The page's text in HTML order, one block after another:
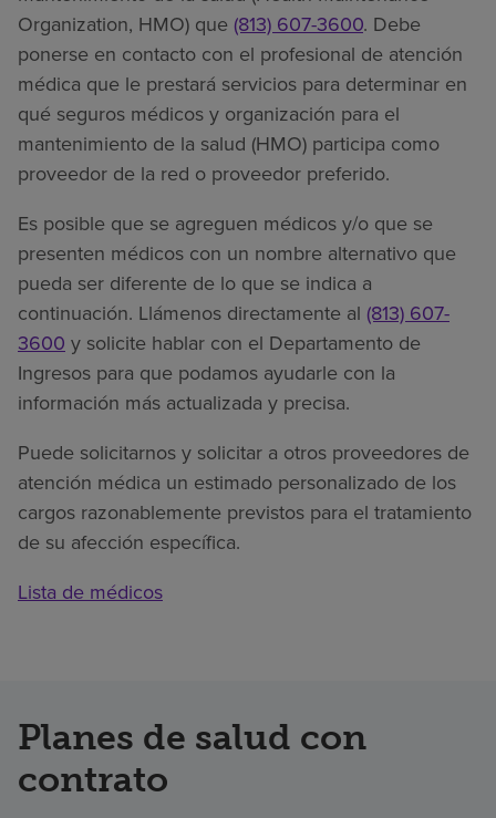
Organization, HMO) que (813) 607-3600. Debe
ponerse en contacto con el profesional de atención
médica que le prestará servicios para determinar en
qué seguros médicos y organización para el
mantenimiento de la salud (HMO) participa como
proveedor de la red o proveedor preferido.
Es posible que se agreguen médicos y/o que se
presenten médicos con un nombre alternativo que
pueda ser diferente de lo que se indica a
continuación. Llámenos directamente al (813) 607-
3600 y solicite hablar con el Departamento de
Ingresos para que podamos ayudarle con la
información más actualizada y precisa.
Puede solicitarnos y solicitar a otros proveedores de
atención médica un estimado personalizado de los
cargos razonablemente previstos para el tratamiento
de su afección específica.
Lista de médicos
Planes de salud con
contrato